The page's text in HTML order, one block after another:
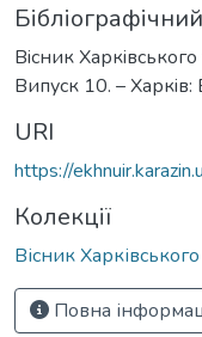
Вiсник
Випуск 10. –
URI
https://
Колекції
Вісник Харківського
Повна